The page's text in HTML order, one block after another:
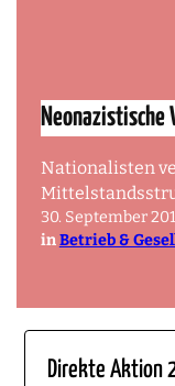
Nationalisten
30. September
inBetrieb &
Direkte Aktion